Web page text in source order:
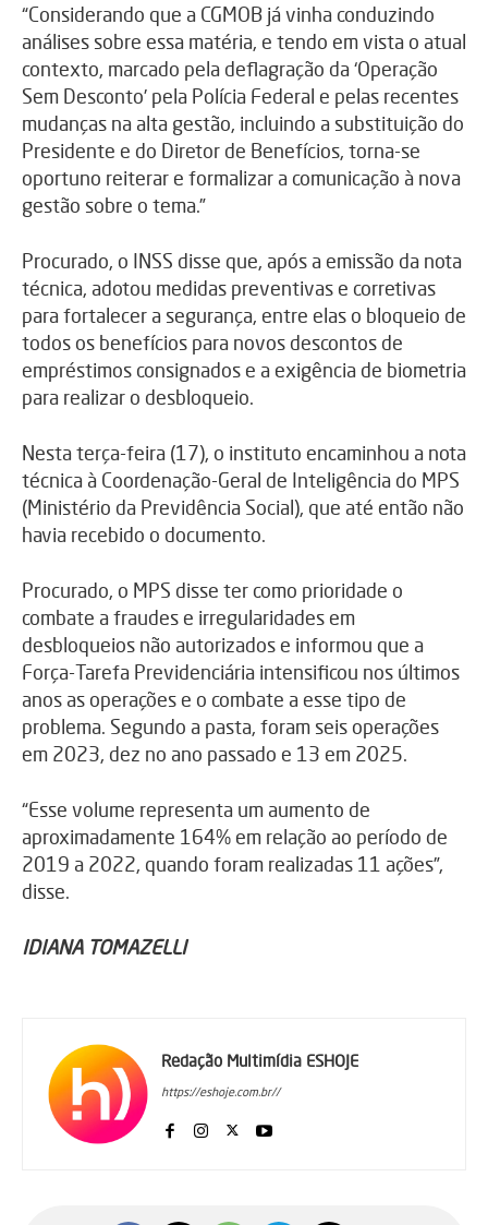
“Considerando que a CGMOB já vinha conduzindo
análises sobre essa matéria, e tendo em vista o atual
contexto, marcado pela deflagração da ‘Operação
Sem Desconto’ pela Polícia Federal e pelas recentes
mudanças na alta gestão, incluindo a substituição do
Presidente e do Diretor de Benefícios, torna-se
oportuno reiterar e formalizar a comunicação à nova
gestão sobre o tema.”
Procurado, o INSS disse que, após a emissão da nota
técnica, adotou medidas preventivas e corretivas
para fortalecer a segurança, entre elas o bloqueio de
todos os benefícios para novos descontos de
empréstimos consignados e a exigência de biometria
para realizar o desbloqueio.
Nesta terça-feira (17), o instituto encaminhou a nota
técnica à Coordenação-Geral de Inteligência do MPS
(Ministério da Previdência Social), que até então não
havia recebido o documento.
Procurado, o MPS disse ter como prioridade o
combate a fraudes e irregularidades em
desbloqueios não autorizados e informou que a
Força-Tarefa Previdenciária intensificou nos últimos
anos as operações e o combate a esse tipo de
problema. Segundo a pasta, foram seis operações
em 2023, dez no ano passado e 13 em 2025.
“Esse volume representa um aumento de
aproximadamente 164% em relação ao período de
2019 a 2022, quando foram realizadas 11 ações”,
disse.
IDIANA TOMAZELLI
Redação Multimídia ESHOJE
https://eshoje.com.br//